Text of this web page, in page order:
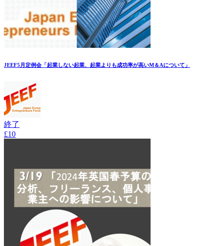
JEEF5月定例会「起業しない起業、起業よりも成功率が高いM＆Aについて」
終了
£10